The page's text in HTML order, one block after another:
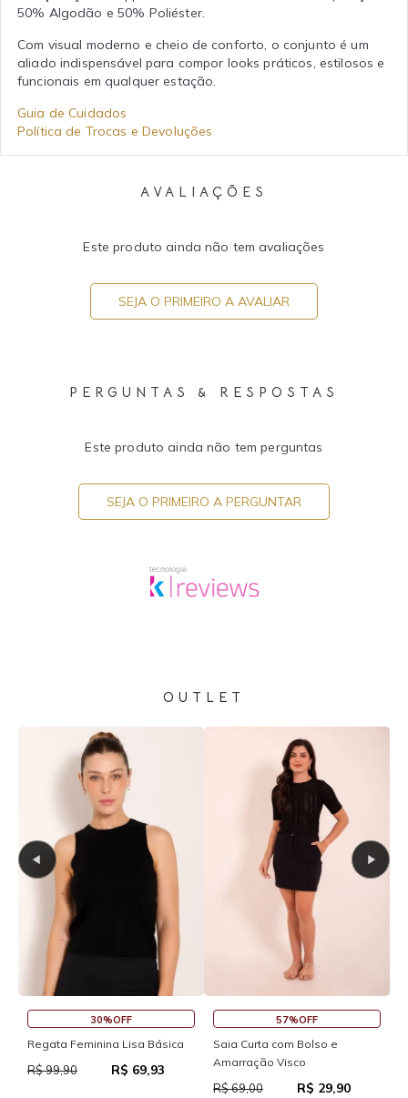
50% Algodão e 50% Poliéster.
Com visual moderno e cheio de conforto, o conjunto é um
aliado indispensável para compor looks práticos, estilosos e
funcionais em qualquer estação.
Guia de Cuidados
Política de Trocas e Devoluções
AVALIAÇÕES
Este produto ainda não tem avaliações
SEJA O PRIMEIRO A AVALIAR
PERGUNTAS & RESPOSTAS
Este produto ainda não tem perguntas
SEJA O PRIMEIRO A PERGUNTAR
OUTLET
30%OFF
Regata Feminina Lisa Básica
R$ 99,90 R$ 69,93
57%OFF
Saia Curta com Bolso e
Amarração Visco
R$ 69,00 R$ 29,90